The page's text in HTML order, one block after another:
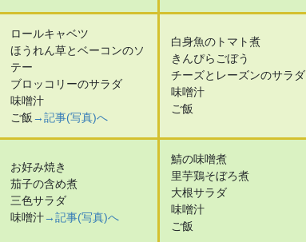
ロールキャベツ
ほうれん草とベーコンのソ
テー
ブロッコリーのサラダ
味噌汁
ご飯→記事(写真)へ
白身魚のトマト煮
きんぴらごぼう
チーズとレーズンのサラダ
味噌汁
ご飯
お好み焼き
茄子の含め煮
三色サラダ
味噌汁→記事(写真)へ
鯖の味噌煮
里芋鶏そぼろ煮
大根サラダ
味噌汁
ご飯